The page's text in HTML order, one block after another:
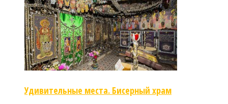
Удивительные места. Бисерный храм